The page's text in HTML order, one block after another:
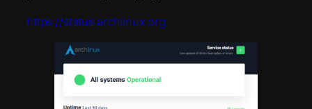
https://status.archlinux.org